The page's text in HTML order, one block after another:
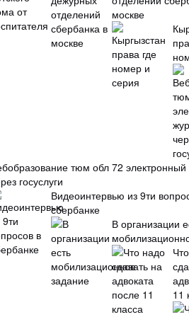
москве
тюм обл 72
госуслуги
Видеоинтервью из 9ти
сбербанке
В организации
11